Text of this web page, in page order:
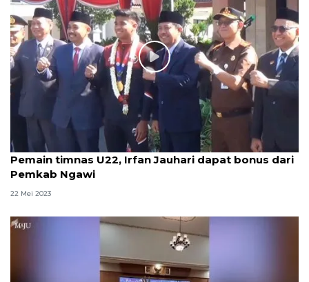
Pemain timnas U22, Irfan Jauhari dapat bonus dari
Pemkab Ngawi
22 Mei 2023